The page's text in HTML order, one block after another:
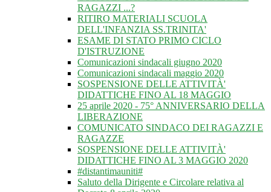
RAGAZZI ...?
RITIRO MATERIALI SCUOLA
DELL'INFANZIA SS.TRINITA'
ESAME DI STATO PRIMO CICLO
D'ISTRUZIONE
Comunicazioni sindacali giugno 2020
Comunicazioni sindacali maggio 2020
SOSPENSIONE DELLE ATTIVITÀ'
DIDATTICHE FINO AL 18 MAGGIO
25 aprile 2020 - 75° ANNIVERSARIO DELLA
LIBERAZIONE
COMUNICATO SINDACO DEI RAGAZZI E
RAGAZZE
SOSPENSIONE DELLE ATTIVITÀ'
DIDATTICHE FINO AL 3 MAGGIO 2020
#distantimauniti#
Saluto della Dirigente e Circolare relativa al